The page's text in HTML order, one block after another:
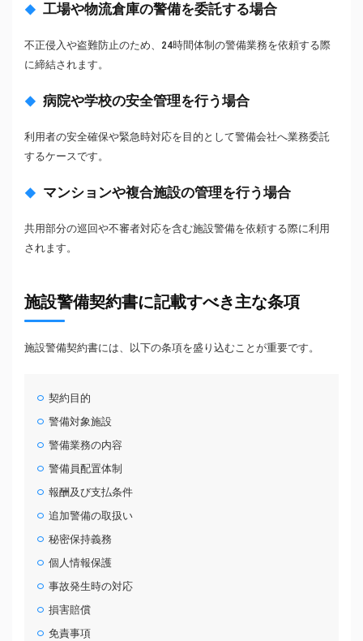
工場や物流倉庫の警備を委託する場合
不正侵入や盗難防止のため、24時間体制の警備業務を依頼する際
に締結されます。
病院や学校の安全管理を行う場合
利用者の安全確保や緊急時対応を目的として警備会社へ業務委託
するケースです。
マンションや複合施設の管理を行う場合
共用部分の巡回や不審者対応を含む施設警備を依頼する際に利用
されます。
施設警備契約書に記載すべき主な条項
施設警備契約書には、以下の条項を盛り込むことが重要です。
契約目的
警備対象施設
警備業務の内容
警備員配置体制
報酬及び支払条件
追加警備の取扱い
秘密保持義務
個人情報保護
事故発生時の対応
損害賠償
免責事項